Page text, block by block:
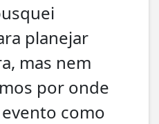
planejar
mas nem
por onde
como